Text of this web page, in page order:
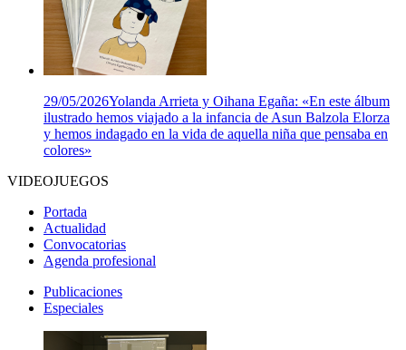
29/05/2026Yolanda Arrieta y Oihana Egaña: «En este álbum
ilustrado hemos viajado a la infancia de Asun Balzola Elorza
y hemos indagado en la vida de aquella niña que pensaba en
colores»
VIDEOJUEGOS
Portada
Actualidad
Convocatorias
Agenda profesional
Publicaciones
Especiales